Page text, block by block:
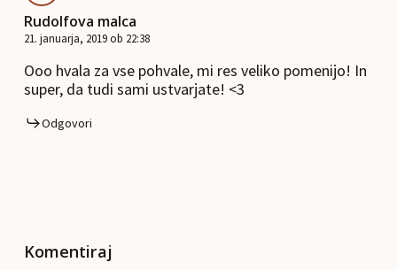
Rudolfova malca
21. januarja, 2019 ob 22:38
Ooo hvala za vse pohvale, mi res veliko pomenijo! In
super, da tudi sami ustvarjate! <3
Odgovori
Komentiraj